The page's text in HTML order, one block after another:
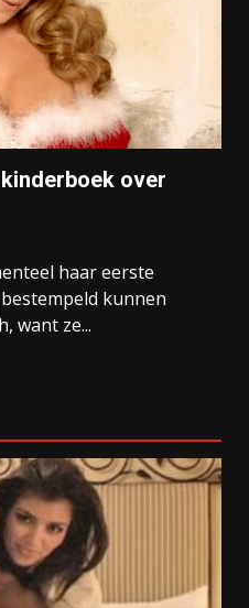
over
haar eerste
kunnen
want ze...